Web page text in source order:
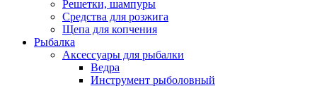
Решетки, шампуры
Средства для розжига
Щепа для копчения
Рыбалка
Аксессуары для рыбалки
Ведра
Инструмент рыболовный